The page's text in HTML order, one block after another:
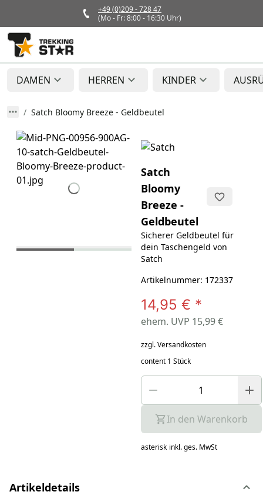
+49 (0)209 - 728 47
(Mo - Fr: 8:00 - 16:30 Uhr)
DAMEN HERREN KINDER
Satch Bloomy Breeze - Geldbeutel
Satch
Bloomy
Breeze -
Geldbeutel
Sicherer Geldbeutel für
dein Taschengeld von
Satch
Artikelnummer: 172337
14,95 € *
ehem. UVP 15,99 €
zzgl. Versandkosten
content 1 Stück
In den Warenkorb
asterisk inkl. ges. MwSt
Artikeldetails